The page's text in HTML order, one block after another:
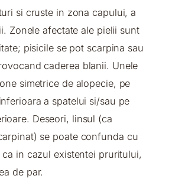
si cruste in zona capului, a
Zonele afectate ale pielii sunt
pisicile se pot scarpina sau
caderea blanii. Unele
simetrice de alopecie, pe
a spatelui si/sau pe
Deseori, linsul (ca
se poate confunda cu
in cazul existentei pruritului,
de par.